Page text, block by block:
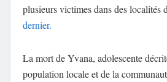
plusieurs victimes dans des localités
dernier.
La mort de Yvana, adolescente
population locale et de la